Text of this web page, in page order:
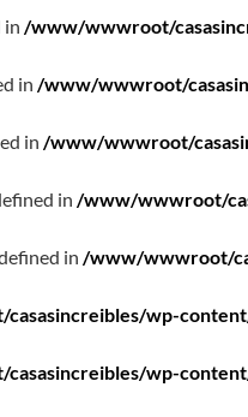
in /www/wwwroot/
in /www/wwwroot/
in /www/wwwroot/
in /www/wwwroot/
in /www/wwwroot/
wp-
wp-